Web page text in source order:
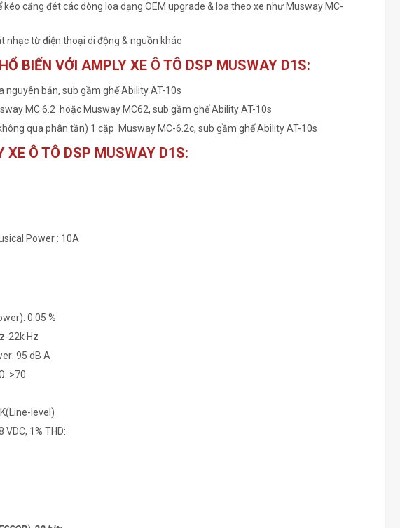
căng đét các dòng loa dạng OEM upgrade & loa theo xe như Musway MC-
nhạc từ điện thoại di động & nguồn khác
BIẾN VỚI AMPLY XE Ô TÔ DSP MUSWAY D1S:
nguyên bản, sub gầm ghế Ability AT-10s
MC 6.2 hoặc Musway MC62, sub gầm ghế Ability AT-10s
qua phân tần) 1 cặp Musway MC-6.2c, sub gầm ghế Ability AT-10s
Ô TÔ DSP MUSWAY D1S:
Power : 10A
0.05 %
22k Hz
95 dB A
>70
level)
VDC, 1% THD: